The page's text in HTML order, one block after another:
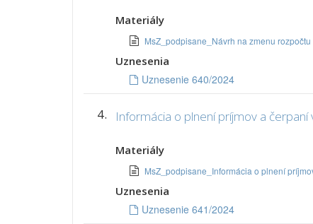
Materiály
MsZ_podpisane_Návrh na zmenu
Uznesenia
Uznesenie 640/2024
4. Informácia o plnení príjmov a
Materiály
MsZ_podpisane_Informácia o plnení
Uznesenia
Uznesenie 641/2024